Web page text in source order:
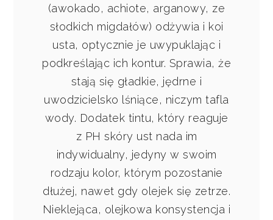
(awokado, achiote, arganowy, ze
słodkich migdałów) odżywia i koi
usta, optycznie je uwypuklając i
podkreślając ich kontur. Sprawia, że
stają się gładkie, jędrne i
uwodzicielsko lśniące, niczym tafla
wody. Dodatek tintu, który reaguje
z PH skóry ust nada im
indywidualny, jedyny w swoim
rodzaju kolor, którym pozostanie
dłużej, nawet gdy olejek się zetrze.
Nieklejąca, olejkowa konsystencja i